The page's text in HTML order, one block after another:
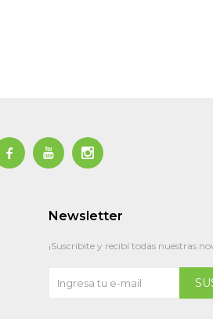
  
Newsletter
¡Suscribite y recibí todas nuestras